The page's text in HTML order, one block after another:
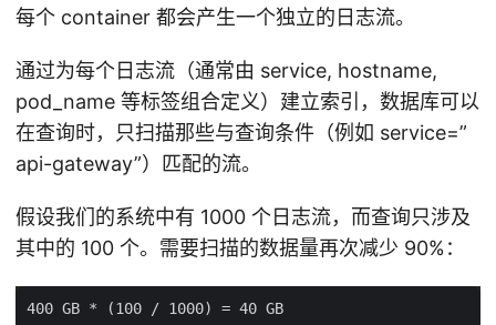
每个 container 都会产生一个独立的日志流。
通过为每个日志流（通常由 service, hostname,
pod_name 等标签组合定义）建立索引，数据库可以
在查询时，只扫描那些与查询条件（例如 service=”
api-gateway”）匹配的流。
假设我们的系统中有 1000 个日志流，而查询只涉及
其中的 100 个。需要扫描的数据量再次减少 90%：